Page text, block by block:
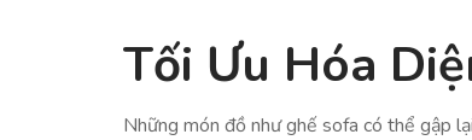
Tối Ưu Hóa
Những món đồ như ghế sofa có thể gập